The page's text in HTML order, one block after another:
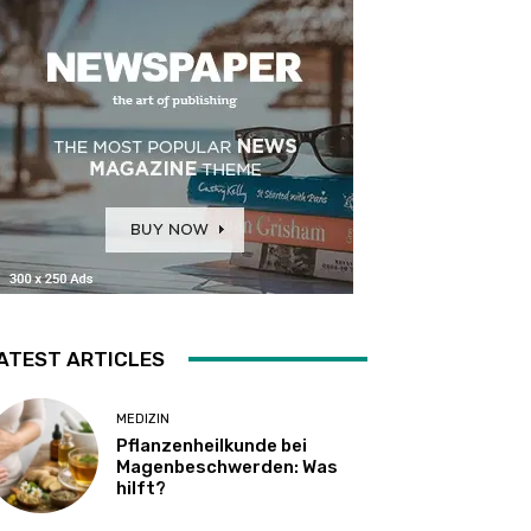
ARTICLES
MEDIZIN
Pflanzenheilkunde bei
Magenbeschwerden: Was
hilft?